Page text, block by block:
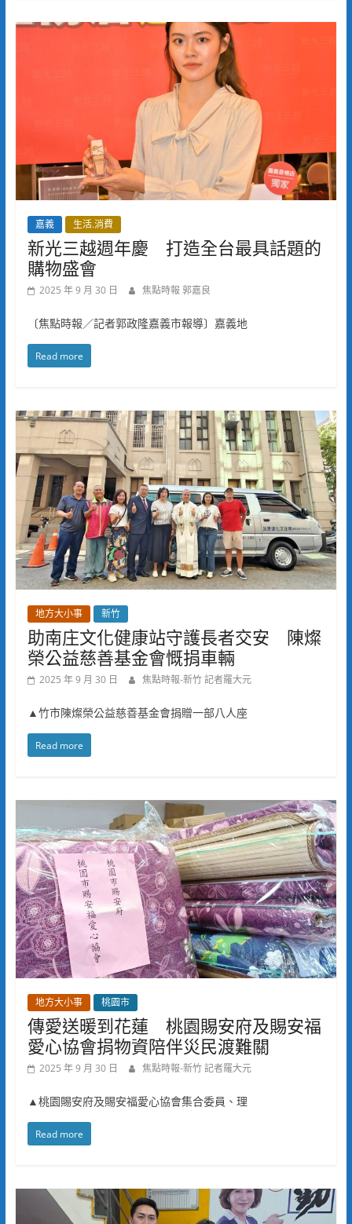
嘉義 生活.消費
新光三越週年慶 打造全台最具話題的
購物盛會
2025 年 9 月 30 日 焦點時報 郭嘉良
〔焦點時報／記者郭政隆嘉義市報導〕嘉義地
Read more
地方大小事 新竹
助南庄文化健康站守護長者交安 陳燦
榮公益慈善基金會慨捐車輛
2025 年 9 月 30 日 焦點時報-新竹 記者羅大元
▲竹市陳燦榮公益慈善基金會捐贈一部八人座
Read more
地方大小事 桃園市
傳愛送暖到花蓮 桃園賜安府及賜安福
愛心協會捐物資陪伴災民渡難關
2025 年 9 月 30 日 焦點時報-新竹 記者羅大元
▲桃園賜安府及賜安福愛心協會集合委員、理
Read more